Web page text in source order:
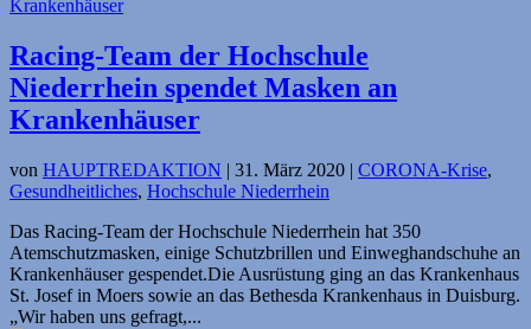
Racing-Team der Hochschule
Niederrhein spendet Masken an
Krankenhäuser
von HAUPTREDAKTION | 31. März 2020 | CORONA-Krise,
Gesundheitliches, Hochschule Niederrhein
Das Racing-Team der Hochschule Niederrhein hat 350
Atemschutzmasken, einige Schutzbrillen und Einweghandschuhe an
Krankenhäuser gespendet.Die Ausrüstung ging an das Krankenhaus
St. Josef in Moers sowie an das Bethesda Krankenhaus in Duisburg.
„Wir haben uns gefragt,...